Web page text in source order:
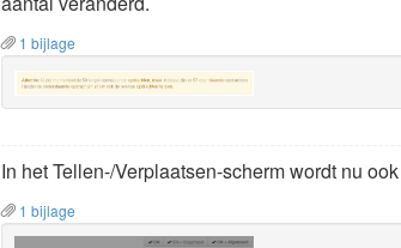
1 bijlage
In het Tellen-/Verplaatsen-scherm wordt nu
1 bijlage